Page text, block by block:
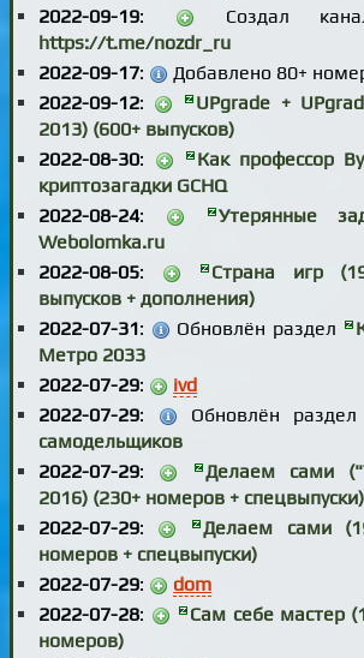
2022-09-19:
Создал
https://t.me/nozdr_ru
2022-09-17: Добавлено 80+
2022-09-12:
UPgrade +
2013) (600+ выпусков)
2022-08-30:
Как профессор
криптозагадки GCHQ
2022-08-24:
Утерянные
Webolomka.ru
2022-08-05:
Страна игр
выпусков + дополнения)
2022-07-31: Обновлён раздел
Метро 2033
2022-07-29:
ivd
2022-07-29: Обновлён раздел
самодельщиков
2022-07-29:
Делаем сами
2016) (230+ номеров + спецвыпуски)
2022-07-29:
Делаем сами
номеров + спецвыпуски)
2022-07-29:
dom
2022-07-28:
Сам себе мастер
номеров)